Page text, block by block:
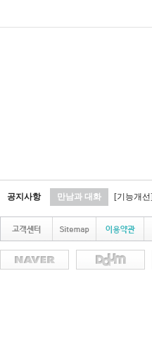
공지사항 만남과 대화 [기능개